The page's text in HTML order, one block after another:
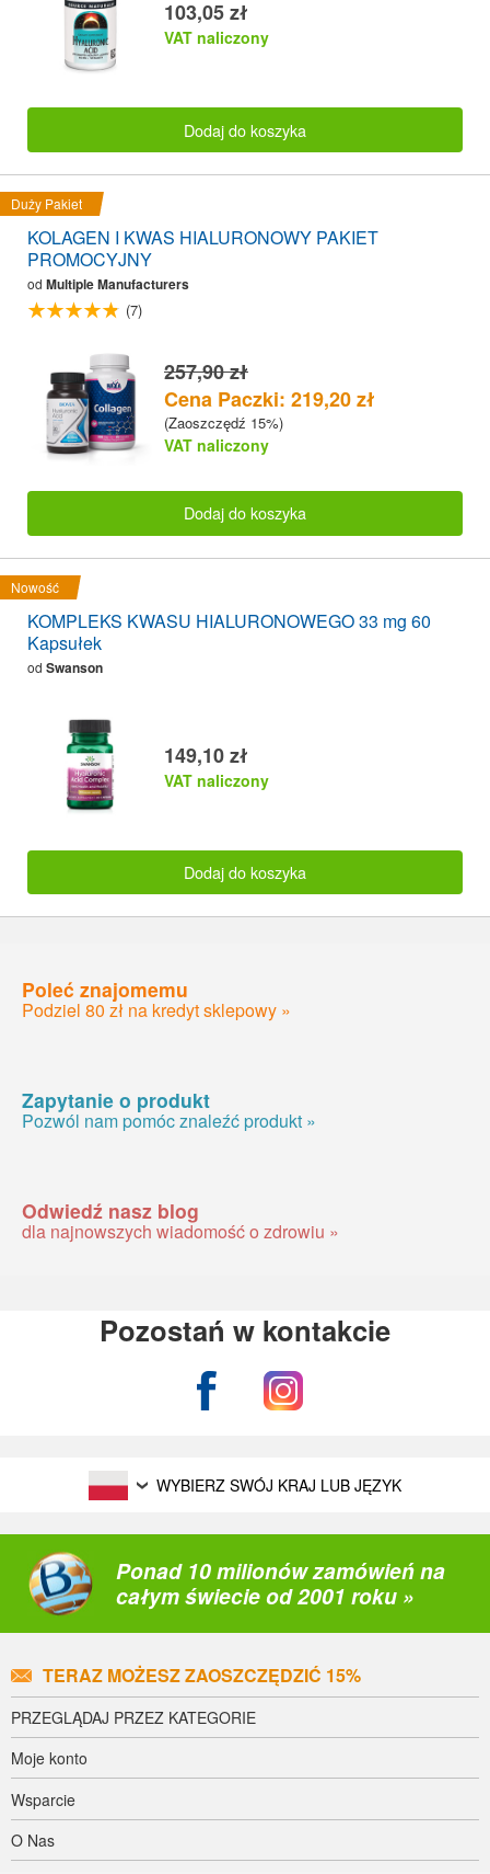
103,05 zł
VAT naliczony
Dodaj do koszyka
Duży Pakiet
KOLAGEN I KWAS HIALURONOWY PAKIET
PROMOCYJNY
od Multiple Manufacturers
(7)
257,90 zł
Cena Paczki: 219,20 zł
(Zaoszczędź 15%)
VAT naliczony
Dodaj do koszyka
Nowość
KOMPLEKS KWASU HIALURONOWEGO 33 mg 60
Kapsułek
od Swanson
149,10 zł
VAT naliczony
Dodaj do koszyka
Poleć znajomemu
Podziel 80 zł na kredyt sklepowy »
Zapytanie o produkt
Pozwól nam pomóc znaleźć produkt »
Odwiedź nasz blog
dla najnowszych wiadomość o zdrowiu »
Pozostań w kontakcie
WYBIERZ SWÓJ KRAJ LUB JĘZYK
Ponad 10 milionów zamówień na
całym świecie od 2001 roku »
TERAZ MOŻESZ ZAOSZCZĘDZIĆ 15%
PRZEGLĄDAJ PRZEZ KATEGORIE
Moje konto
Wsparcie
O Nas